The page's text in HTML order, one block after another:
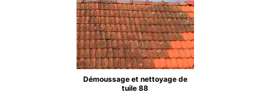
Démoussage et nettoyage de
tuile 88